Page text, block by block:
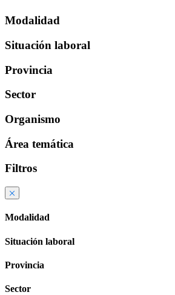
Modalidad
Situación laboral
Provincia
Sector
Organismo
Área temática
Filtros
Modalidad
Situación laboral
Provincia
Sector